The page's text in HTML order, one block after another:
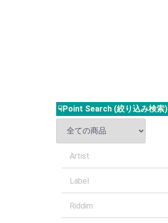
☟Point Search (絞り込み検索)